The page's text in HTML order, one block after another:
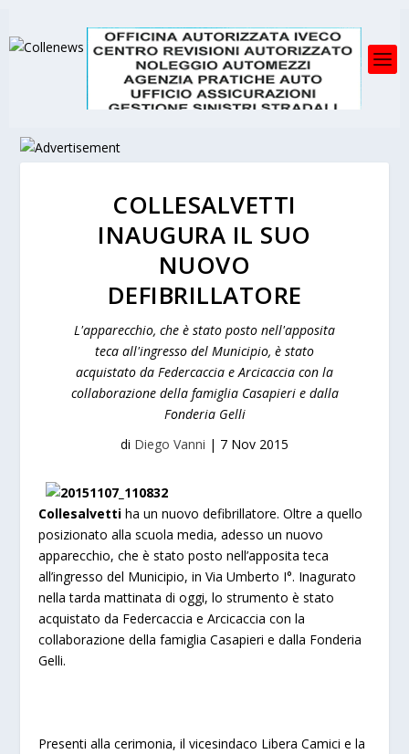
COLLESALVETTI
INAUGURA IL SUO
NUOVO
DEFIBRILLATORE
L'apparecchio, che è stato posto nell'apposita
teca all'ingresso del Municipio, è stato
acquistato da Federcaccia e Arcicaccia con la
collaborazione della famiglia Casapieri e dalla
Fonderia Gelli
di Diego Vanni | 7 Nov 2015
Collesalvettiha un nuovo defibrillatore. Oltre a quello
posizionato alla scuola media, adesso un nuovo
apparecchio, che è stato posto nell’apposita teca
all’ingresso del Municipio, in Via Umberto I°. Inagurato
nella tarda mattinata di oggi, lo strumento è stato
acquistato da Federcaccia e Arcicaccia con la
collaborazione della famiglia Casapieri e dalla Fonderia
Gelli.
Presenti alla cerimonia, il vicesindaco Libera Camici e la